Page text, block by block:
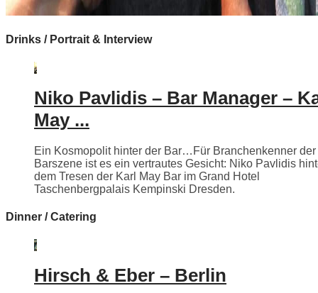
Drinks / Portrait & Interview
Niko Pavlidis – Bar Manager –
May ...
Ein Kosmopolit hinter der Bar…Für Branchenkenner der
Barszene ist es ein vertrautes Gesicht: Niko Pavlidis
dem Tresen der Karl May Bar im Grand Hotel
Taschenbergpalais Kempinski Dresden.
Dinner / Catering
Hirsch & Eber – Berlin